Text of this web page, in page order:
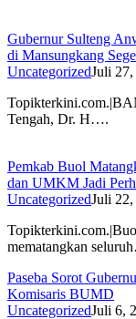
Gubernur Sulteng
di Mansungkang
UncategorizedJuli
Tengah, Dr. H….
Pemkab Buol
dan UMKM Jadi
UncategorizedJuli
mematangkan
Paseba Sorot
Komisaris BUMD
UncategorizedJuli 6,